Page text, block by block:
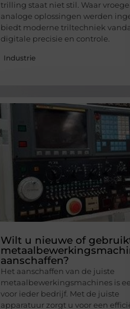
trilling staat niet stil. Waar
analoge oplossingen werden
biedt moderne triltechniek
digitale precisie en controle.
Industrie
Wilt u nieuwe of
aanschaffen?
Het aanschaffen van de juiste
metaalbewerkingsmachines is
voor ieder bedrijf. Met de juiste
apparatuur zorgt u voor een